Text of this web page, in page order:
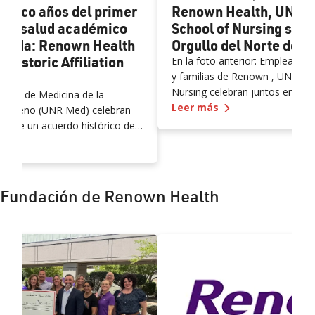
años del primer
salud académico
Renown Health
Historic Affiliation
de Medicina de la
Reno (UNR Med) celebran
de un acuerdo histórico de
médica, la educación
clínica avanzada y
Renown Health, UNR
School of Nursing se
Orgullo del Norte de
En la foto anterior:
y familias de Renown , UNR
Nursing celebran juntos en el
Pride Parade & Festival.
Leer más —
Fundación de Renown Health